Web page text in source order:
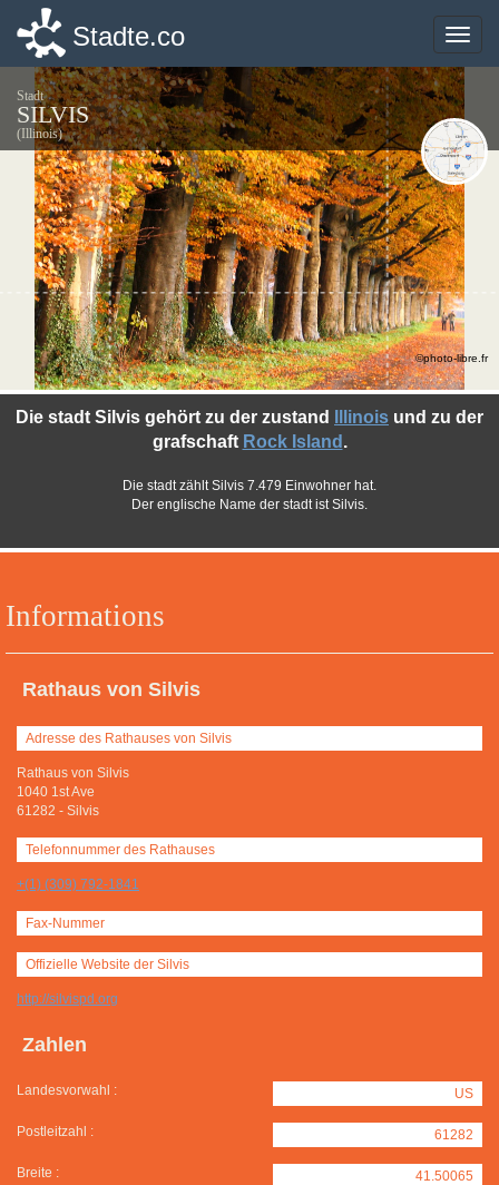
Toggle
Stadte.co
Stadt
SILVIS
(Illinois)
Informations
Rathaus von Silvis
Adresse des Rathauses von Silvis
Rathaus von Silvis
1040 1st Ave
61282 - Silvis
Telefonnummer des Rathauses
+(1) (309) 792-1841
Fax-Nummer
Offizielle Website der Silvis
http://silvispd.org
Zahlen
Landesvorwahl : US
Postleitzahl : 61282
Breite : 41.50065
Die stadt Silvis gehört zu der zustand Illinois und zu der
grafschaft Rock Island .
Die stadt zählt Silvis 7.479 Einwohner hat.
Der englische Name der stadt ist Silvis.
©photo-libre.fr
Toggle
Stadte.co